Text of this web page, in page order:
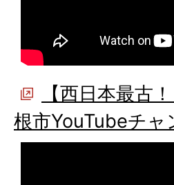
【西日本最古
根市YouTubeチャ